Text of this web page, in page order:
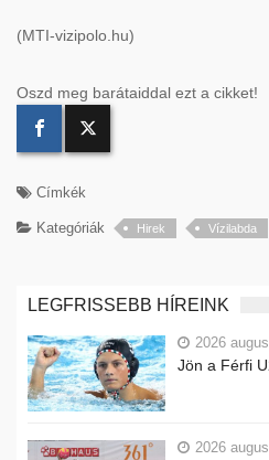
(MTI-vizipolo.hu)
Oszd meg barátaiddal ezt a cikket!
Címkék
Kategóriák Hirek Vízilabda
LEGFRISSEBB HÍREINK
2026
Jön a Férfi
2026